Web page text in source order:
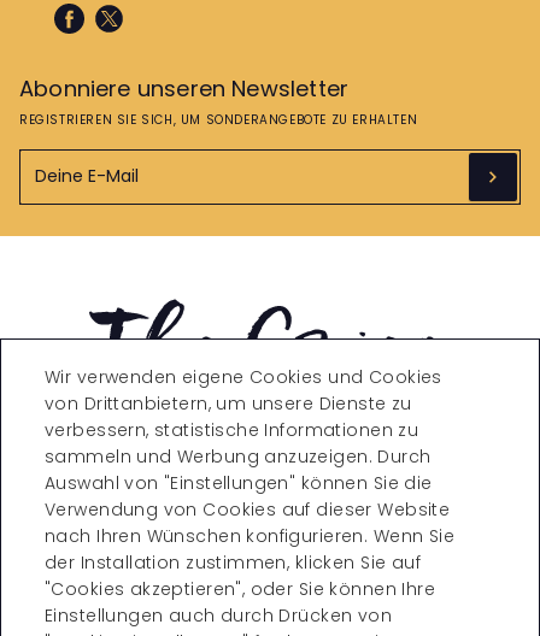
Abonniere unseren Newsletter
REGISTRIEREN SIE SICH, UM SONDERANGEBOTE ZU ERHALTEN
Carrer de Còrsega, 271,
08008 Barcelona
T. +34 935323870
reservations@theconica.co
m
VISITIA TAMBÉ
Wir verwenden eigene Cookies und Cookies
von Drittanbietern, um unsere Dienste zu
verbessern, statistische Informationen zu
sammeln und Werbung anzuzeigen. Durch
Auswahl von "Einstellungen" können Sie die
Verwendung von Cookies auf dieser Website
nach Ihren Wünschen konfigurieren. Wenn Sie
der Installation zustimmen, klicken Sie auf
"Cookies akzeptieren", oder Sie können Ihre
Einstellungen auch durch Drücken von